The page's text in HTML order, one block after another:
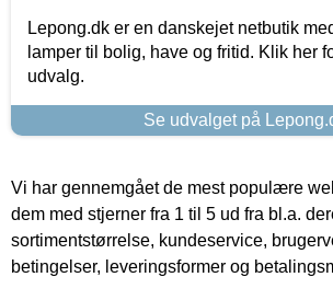
Lepong.dk er en danskejet netbutik
lamper til bolig, have og fritid. Klik her
udvalg.
Se udvalget på
Vi har gennemgået de mest populære
dem med stjerner fra 1 til 5 ud fra bl.a.
sortimentstørrelse, kundeservice,
betingelser, leveringsformer og